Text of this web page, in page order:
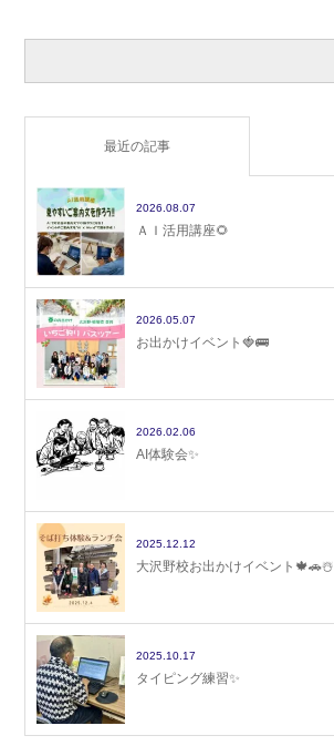
最近の記事
2026.08.07
ＡＩ活用講座🌻
2026.05.07
お出かけイベント🍓🚌
2026.02.06
AI体験会✨
2025.12.12
大沢野校お出かけイベント🍁🚗☃️
2025.10.17
タイピング練習✨